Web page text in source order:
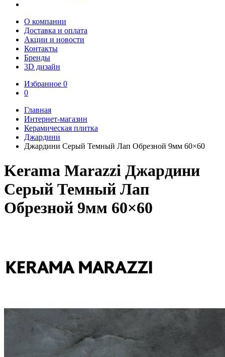
О компании
Доставка и оплата
Акции и новости
Контакты
Бренды
3D дизайн
Избранное 0
0
Главная
Интернет-магазин
Керамическая плитка
Джардини
Джардини Серый Темный Лап Обрезной 9мм 60×60
Kerama Marazzi Джардини
Серый Темный Лап
Обрезной 9мм 60×60